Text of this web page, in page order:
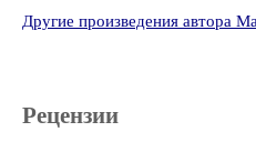
Другие произведения автора
Рецензии